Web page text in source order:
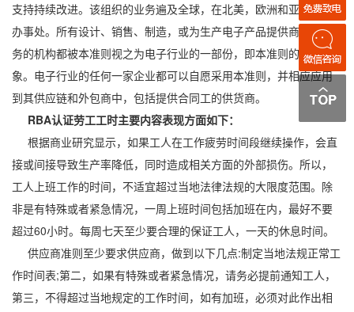
支持持续改进。该组织的业务遍及全球，在北美，欧洲和亚洲设有
办事处。所有设计、销售、制造，或为生产电子产品提供商品和服
务的机构都被本准则视之为电子行业的一部份，即本准则的目标对
象。电子行业的任何一家企业都可以自愿采用本准则，并相应应用
到其供应链和外包商中，包括提供合同工的供货商。
RBA认证劳工工时主要内容表现方面如下：
根据商业研究显示，如果工人在工作疲劳时间段继续操作，会直
接或间接导致生产率降低，同时造成相关方面的外部损伤。所以，
工人上班工作的时间，不适宜超过当地法律法规的大限度范围。除
非是有特殊或者紧急情况，一周上班时间包括加班在内，最好不要
超过60小时。每周七天至少要合理的保证工人，一天的休息时间。
供应商准则至少要求供应商，做到以下几点:制定当地法规正常工
作时间表;第二，如果有特殊或者紧急情况，请务必提前通知工人，
第三，不得超过当地规定的工作时间，如有加班，必须对此作出相